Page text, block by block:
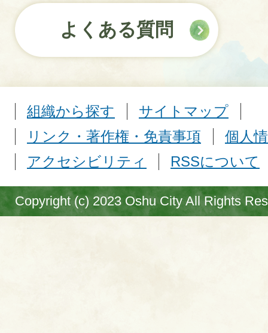
よくある質問
組織から探す
サイトマップ
リンク・著作権・免責事項
個人
アクセシビリティ
RSSについて
Copyright (c) 2023 Oshu City All Rights